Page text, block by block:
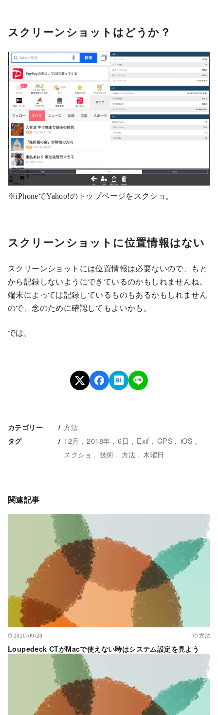
スクリーンショットはどうか？
※iPhoneでYahoo!のトップページをスクショ。
スクリーンショットに位置情報はない
スクリーンショットには位置情報は必要ないので、もと
から記録しないようにできているのかもしれませんね。
端末によっては記録しているものもあるかもしれません
ので、念のために確認してもよいかも。
では。
カテゴリー 方法
タグ 12月 2018年 6日 Exif GPS
iOS
スクショ
技術 方法 木曜日
関連記事
2020-09-28 方法
Loupedeck CTがMacで使えない時はシステム設定を見よう